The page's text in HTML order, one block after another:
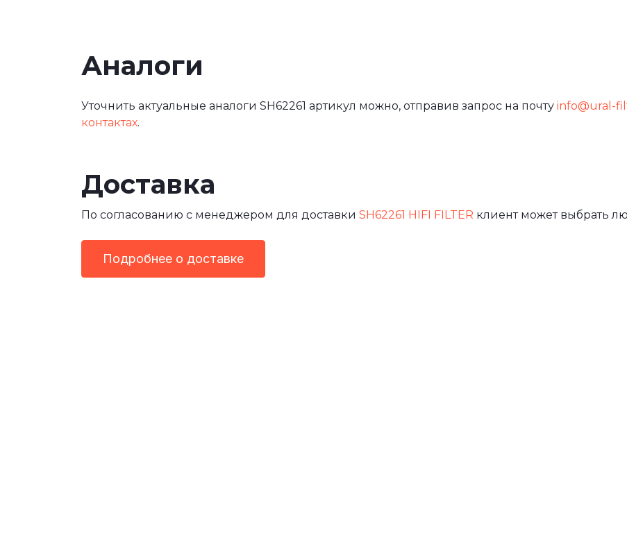
Аналоги
Уточнить актуальные аналоги SH62261 артикул можно, отправив запрос на почту info@ural-
контактах.
Доставка
По согласованию с менеджером для доставки SH62261 HIFI FILTER клиент может выбрать
Подробнее о доставке